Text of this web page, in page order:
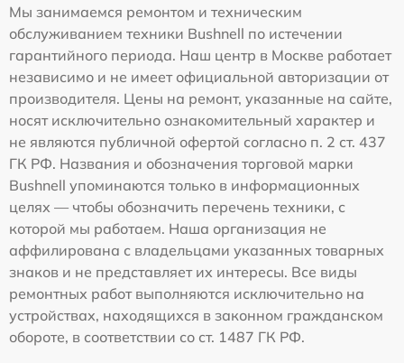
Мы занимаемся ремонтом и техническим
обслуживанием техники Bushnell по истечении
гарантийного периода. Наш центр в Москве работает
независимо и не имеет официальной авторизации от
производителя. Цены на ремонт, указанные на сайте,
носят исключительно ознакомительный характер и
не являются публичной офертой согласно п. 2 ст. 437
ГК РФ. Названия и обозначения торговой марки
Bushnell упоминаются только в информационных
целях — чтобы обозначить перечень техники, с
которой мы работаем. Наша организация не
аффилирована с владельцами указанных товарных
знаков и не представляет их интересы. Все виды
ремонтных работ выполняются исключительно на
устройствах, находящихся в законном гражданском
обороте, в соответствии со ст. 1487 ГК РФ.